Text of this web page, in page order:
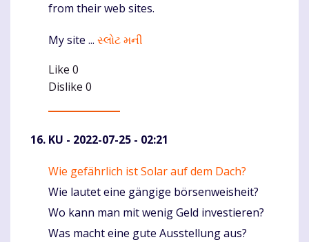
from their web sites.
My site ... સ્લોટ મની
Like 0
Dislike 0
KU - 2022-07-25 - 02:21
Komentaras
Wie gefährlich ist Solar auf dem Dach?
Wie lautet eine gängige börsenweisheit?
Wo kann man mit wenig Geld investieren?
Was macht eine gute Ausstellung aus?